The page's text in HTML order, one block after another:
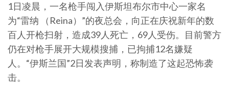
1日凌晨，一名枪手闯入伊斯坦布尔市中心一家名
为“雷纳 （Reina）”的夜总会，向正在庆祝新年的数
百人开枪扫射，造成39人死亡，69人受伤。目前警方
仍在对枪手展开大规模搜捕，已拘捕12名嫌疑
人。“伊斯兰国”2日发表声明，称制造了这起恐怖袭
击。